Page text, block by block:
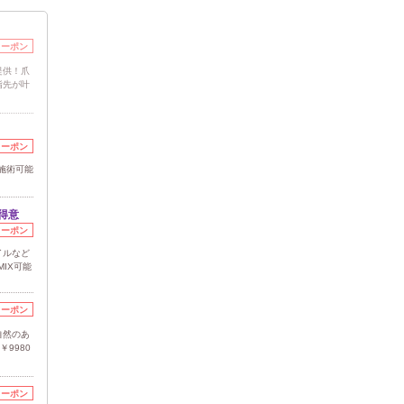
ーポン
！爪
先が叶
ーポン
術可能
意
ーポン
ルなど
可能
ーポン
のあ
9980
ーポン